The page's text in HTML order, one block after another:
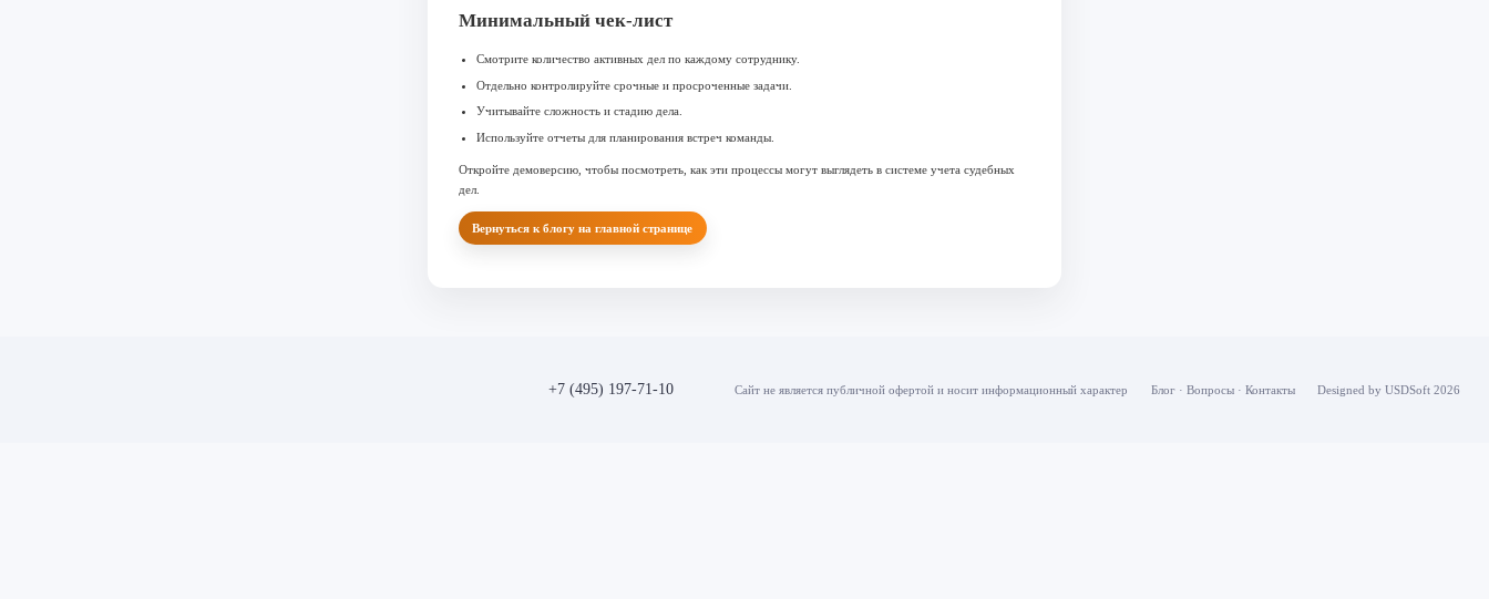
Минимальный чек-лист
Смотрите количество активных дел по каждому сотруднику.
Отдельно контролируйте срочные и просроченные задачи.
Учитывайте сложность и стадию дела.
Используйте отчеты для планирования встреч команды.
Откройте демоверсию, чтобы посмотреть, как эти процессы могут выглядеть в системе учета судебных
дел.
Вернуться к блогу на главной странице
+7 (495) 197-71-10 Сайт не является публичной офертой и носит информационный характер Блог· Вопросы· Контакты Designed by USDSoft 2026